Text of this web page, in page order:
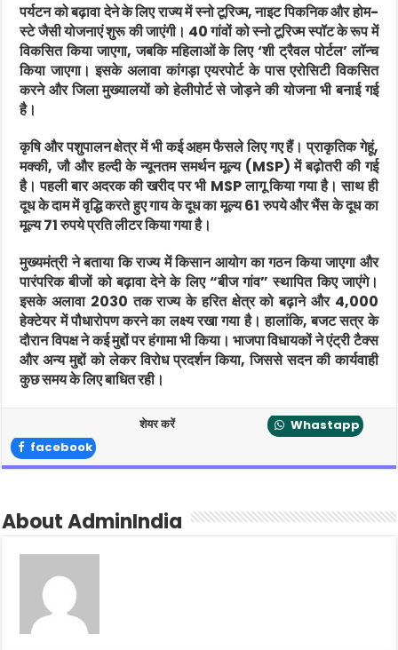
पर्यटन को बढ़ावा देने के लिए राज्य में स्नो टूरिज्म, नाइट पिकनिक और होम-
स्टे जैसी योजनाएं शुरू की जाएंगी। 40 गांवों को स्नो टूरिज्म स्पॉट के रूप में
विकसित किया जाएगा, जबकि महिलाओं के लिए ‘शी ट्रैवल पोर्टल’ लॉन्च
किया जाएगा। इसके अलावा कांगड़ा एयरपोर्ट के पास एरोसिटी विकसित
करने और जिला मुख्यालयों को हेलीपोर्ट से जोड़ने की योजना भी बनाई गई
है।
कृषि और पशुपालन क्षेत्र में भी कई अहम फैसले लिए गए हैं। प्राकृतिक गेहूं,
मक्की, जौ और हल्दी के न्यूनतम समर्थन मूल्य (MSP) में बढ़ोतरी की गई
है। पहली बार अदरक की खरीद पर भी MSP लागू किया गया है। साथ ही
दूध के दाम में वृद्धि करते हुए गाय के दूध का मूल्य 61 रुपये और भैंस के दूध का
मूल्य 71 रुपये प्रति लीटर किया गया है।
मुख्यमंत्री ने बताया कि राज्य में किसान आयोग का गठन किया जाएगा और
पारंपरिक बीजों को बढ़ावा देने के लिए “बीज गांव” स्थापित किए जाएंगे।
इसके अलावा 2030 तक राज्य के हरित क्षेत्र को बढ़ाने और 4,000
हेक्टेयर में पौधारोपण करने का लक्ष्य रखा गया है। हालांकि, बजट सत्र के
दौरान विपक्ष ने कई मुद्दों पर हंगामा भी किया। भाजपा विधायकों ने एंट्री टैक्स
और अन्य मुद्दों को लेकर विरोध प्रदर्शन किया, जिससे सदन की कार्यवाही
कुछ समय के लिए बाधित रही।
शेयर करें
Whastapp
facebook
About AdminIndia